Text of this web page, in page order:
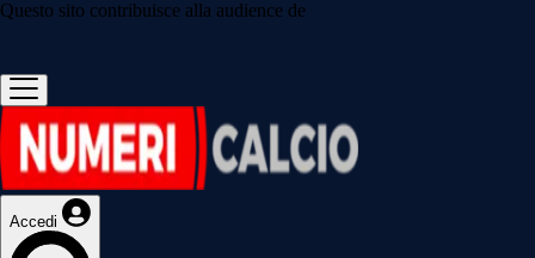
Questo sito contribuisce alla audience de
Accedi